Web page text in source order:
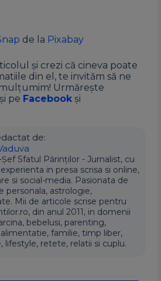
de la Pixabay
și crezi că cineva poate
din el, te invităm să ne
Urmărește
pe Facebook și
de:
Sfatul Părinților - Jurnalist, cu
in presa scrisa si online,
si social-media. Pasionata de
personala, astrologie,
Mii de articole scrise pentru
din anul 2011, in domenii
bebelusi, parenting,
familie, timp liber,
lifestyle, retete, relatii si cuplu.